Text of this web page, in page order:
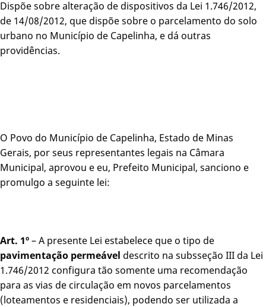
Dispõe sobre alteração de dispositivos da Lei 1.746/2012,
de 14/08/2012, que dispõe sobre o parcelamento do solo
urbano no Município de Capelinha, e dá outras
providências.
O Povo do Município de Capelinha, Estado de Minas
Gerais, por seus representantes legais na Câmara
Municipal, aprovou e eu, Prefeito Municipal, sanciono e
promulgo a seguinte lei:
Art. 1º– A presente Lei estabelece que o tipo de
pavimentação permeável descrito na subsseção III da Lei
1.746/2012 configura tão somente uma recomendação
para as vias de circulação em novos parcelamentos
(loteamentos e residenciais), podendo ser utilizada a